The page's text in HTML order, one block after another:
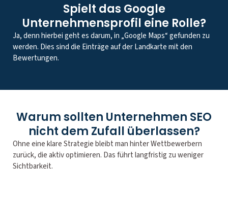
Spielt das Google
Unternehmensprofil eine Rolle?
Ja, denn hierbei geht es darum, in „Google Maps“ gefunden zu
werden. Dies sind die Einträge auf der Landkarte mit den
Bewertungen.
Warum sollten Unternehmen SEO
nicht dem Zufall überlassen?
Ohne eine klare Strategie bleibt man hinter Wettbewerbern
zurück, die aktiv optimieren. Das führt langfristig zu weniger
Sichtbarkeit.